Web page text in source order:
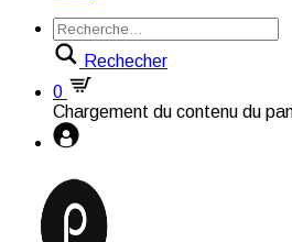
Rechecher
0
Chargement du contenu du